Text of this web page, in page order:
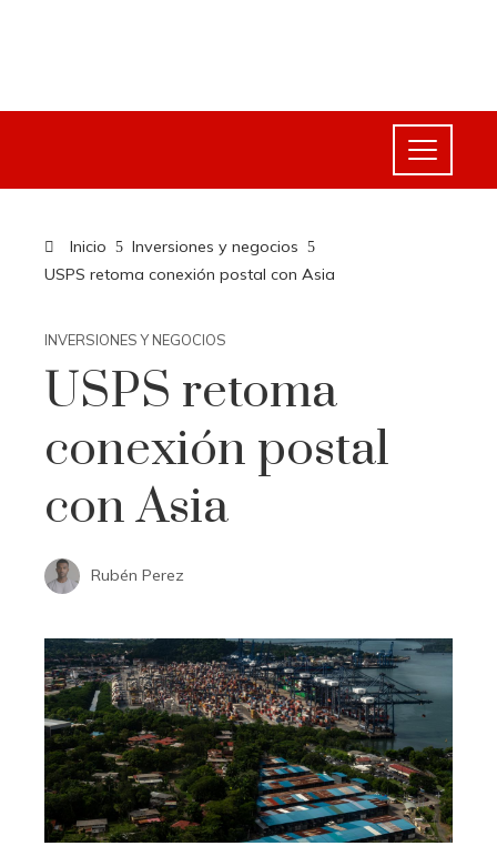
Inicio
Inversiones y negocios
USPS retoma conexión postal con Asia
INVERSIONES Y NEGOCIOS
USPS retoma
conexión postal
con Asia
Rubén Perez